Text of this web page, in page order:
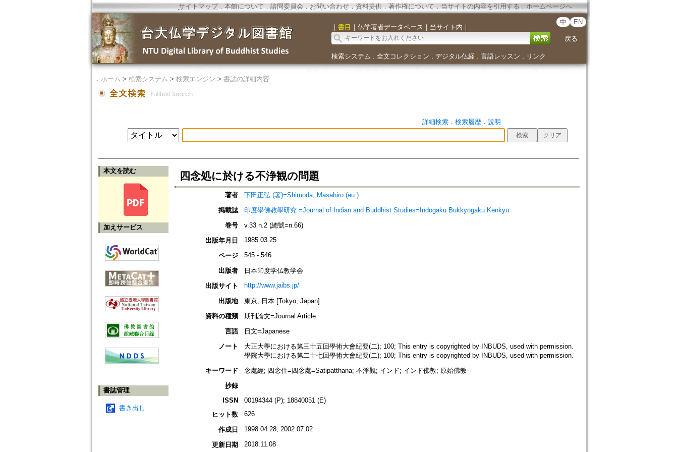
サイトマップ．本館について ． 諮問委員会． お問い合わせ． 資料提供． 著作権について．当サイトの内容を引用する ． ホームページへ
｜ 書目 ｜ 仏学著者データベース ｜ 当サイト内 ｜
中 EN
戻る
検索システム ． 全文コレクション ． デジタル仏経． 言語レッスン ． リンク
． ホーム > 検索システム > 検索エンジン > 書誌の詳細内容
詳細検索． 検索履歴． 説明
本文を読む
加えサービス
書誌管理
書き出し
四念処に於ける不浄観の問題
著者
下田正弘 (著)=Shimoda, Masahiro (au.)
掲載誌
印度學佛教學研究 =Journal of Indian and Buddhist Studies=Indogaku Bukkyōgaku Kenkyū
巻号
v.33 n.2 (總號=n.66)
出版年月日
1985.03.25
ページ 545 - 546
出版者
日本印度学仏教学会
出版サイト
http://www.jaibs.jp/
出版地
東京, 日本 [Tokyo, Japan]
資料の種類
期刊論文=Journal Article
言語
日文=Japanese
ノート
大正大學における第三十五回學術大會紀要(二); 100; This entry is copyrighted by INBUDS, used with permission.
學院大學における第二十七回學術大會紀要(二); 100; This entry is copyrighted by INBUDS, used with permission.
キーワード
念處經; 四念住=四念處=Satipatthana; 不淨觀; インド; インド佛教; 原始佛教
抄録
ISSN
00194344 (P); 18840051 (E)
ヒット数
626
作成日 1998.04.28; 2002.07.02
更新日期 2018.11.08